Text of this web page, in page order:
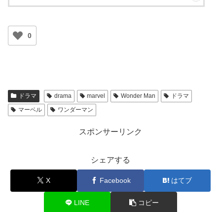
0
ドラマ drama marvel Wonder Man
ドラマ
マーベル
ワンダーマン
スポンサーリンク
シェアする
X Facebook はてブ
LINE コピー